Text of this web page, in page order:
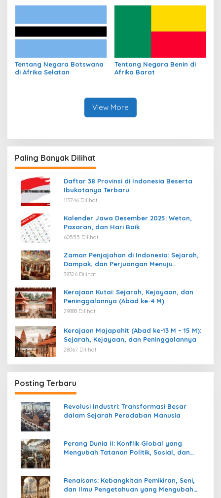
Tentang Negara Botswana
di Afrika Selatan
Tentang Negara Benin di
Afrika Barat
View More
Paling Banyak Dilihat
Daftar 38 Provinsi di Indonesia Beserta
Ibukotanya Terbaru
113746 Dilihat
Kalender Jawa Desember 2025: Weton,
Pasaran, dan Hari Baik
60555 Dilihat
Zaman Penjajahan di Indonesia: Sejarah,
Dampak, dan Perjuangan Menuju
Kemerdekaan
39326 Dilihat
Kerajaan Kutai: Sejarah, Kejayaan, dan
Peninggalannya (Abad ke-4 M)
29888 Dilihat
Kerajaan Majapahit (Abad ke-13 M – 15 M):
Sejarah, Kejayaan, dan Peninggalannya
28067 Dilihat
Posting Terbaru
Revolusi Industri: Transformasi Besar
dalam Sejarah Peradaban Manusia
Perang Dunia II: Konflik Global yang
Mengubah Tatanan Politik, Sosial, dan
Renaisans: Kebangkitan Pemikiran, Seni,
dan Ilmu Pengetahuan yang Mengubah